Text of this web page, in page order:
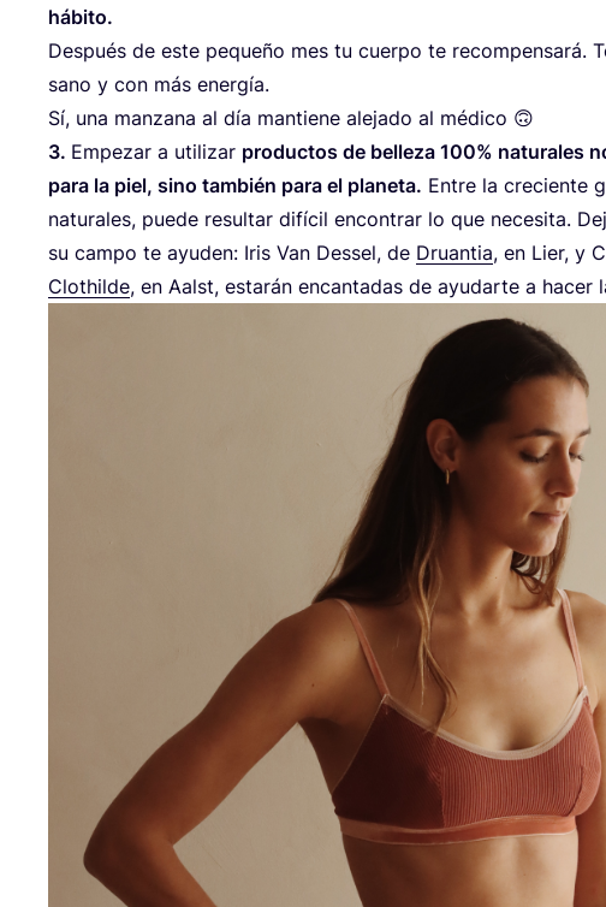
hábito.
Des­pués de este peque­ño mes tu cuer­po te recom­pen­sa­rá.
sano y con más ener­gía.
Sí, una man­za­na al día man­tie­ne ale­ja­do al médico 🙃
3. Empe­zar a uti­li­zar pro­duc­tos de belle­za 100% natu­ra­les
para la piel, sino tam­bién para el pla­ne­ta. Entre la cre­cien­te
natu­ra­les, pue­de resul­tar difí­cil encon­trar lo que nece­si­ta.
su cam­po te ayu­den: Iris Van Des­sel, de Druan­tia, en Lier, y
Clothil­de, en Aalst, esta­rán encan­ta­das de ayu­dar­te a hacer